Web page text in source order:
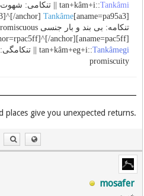
tan+kâm+i::Tankâmi || تنکامی:
[aname=pa95a3]6[/aname]. [anchor=rpa95a3]^[/anchor]
Tankâme
تنکامه: بی بند و بار جنسی
[anchor=rpac5ff]^[/anchor]
tan+kâm+eg+i::Tankâmegi
||
promiscuity
.Unexpected places give you unexpected returns
mosafer